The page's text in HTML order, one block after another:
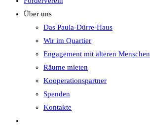
Über uns
Das Paula-Dürre-Haus
Wir im Quartier
Engagement mit älteren Menschen
Räume mieten
Kooperationspartner
Spenden
Kontakte